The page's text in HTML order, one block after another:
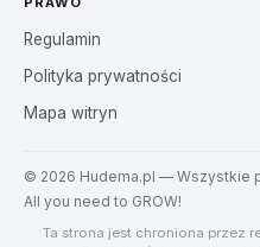
Regulamin
Polityka prywatności
Mapa witryn
© 2026 Hudema.pl — Wszystkie
All you need to GROW!
Ta strona jest chroniona przez